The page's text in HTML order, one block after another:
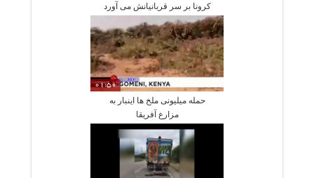
کرونا بر سر قربانیانش می آورد
01:50
حمله میلیونی ملخ ها اینبار به
مزارع آفریقا